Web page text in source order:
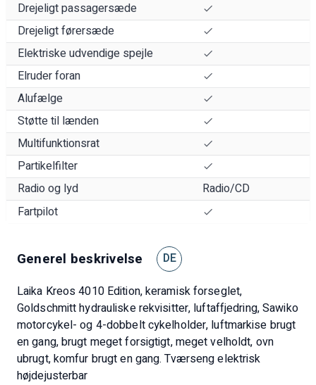
Drejeligt passagersæde
Drejeligt førersæde
Elektriske udvendige spejle
Elruder foran
Alufælge
Støtte til lænden
Multifunktionsrat
Partikelfilter
Radio og lyd
Radio/CD
Fartpilot
Generel beskrivelse DE
Laika Kreos 4010 Edition, keramisk forseglet,
Goldschmitt hydrauliske rekvisitter, luftaffjedring, Sawiko
motorcykel- og 4-dobbelt cykelholder, luftmarkise brugt
en gang, brugt meget forsigtigt, meget velholdt, ovn
ubrugt, komfur brugt en gang. Tværseng elektrisk
højdejusterbar